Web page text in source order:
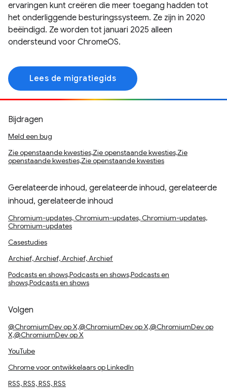
ervaringen kunt creëren die meer toegang hadden tot
het onderliggende besturingssysteem. Ze zijn in 2020
beëindigd. Ze worden tot januari 2025 alleen
ondersteund voor ChromeOS.
Lees de migratiegids
Bijdragen
Meld een bug
Zie openstaande kwesties,Zie openstaande kwesties,Zie
openstaande kwesties,Zie openstaande kwesties
Gerelateerde inhoud, gerelateerde inhoud, gerelateerde
inhoud, gerelateerde inhoud
Chromium-updates, Chromium-updates, Chromium-updates,
Chromium-updates
Casestudies
Archief, Archief, Archief, Archief
Podcasts en shows,Podcasts en shows,Podcasts en
shows,Podcasts en shows
Volgen
@ChromiumDev op X,@ChromiumDev op X,@ChromiumDev op
X,@ChromiumDev op X
YouTube
Chrome voor ontwikkelaars op LinkedIn
RSS, RSS, RSS, RSS